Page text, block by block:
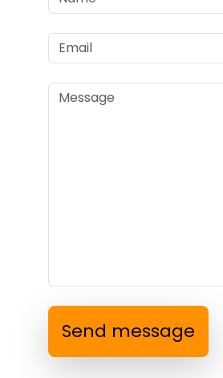
Send message